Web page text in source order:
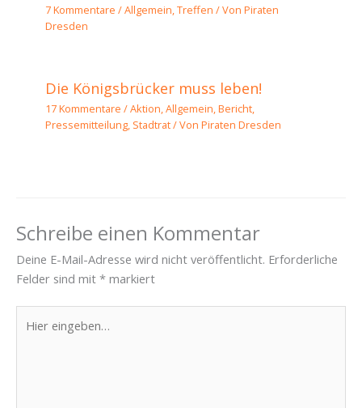
7 Kommentare /Allgemein,Treffen / VonPiraten
Dresden
Die Königsbrücker muss leben!
17 Kommentare /Aktion,Allgemein,Bericht,
Pressemitteilung, Stadtrat/ VonPiraten Dresden
Schreibe einen Kommentar
Deine E-Mail-Adresse wird nicht veröffentlicht. Erforderliche
Felder sind mit * markiert
eingeben…